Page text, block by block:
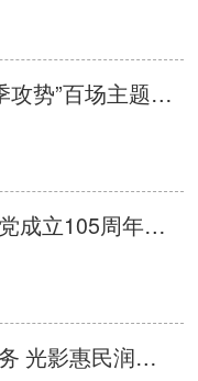
“齐鲁守护·夏季攻势”百场主题电影 宣防活动启动
庆祝中国共产党成立105周年、纪念中国工农红军长征胜利90周年——2026年千场公益电影放映活动启动仪式在济南举办
聚力提质优服务 光影惠民润历城 济南市历城区组织召开 2026 年度农村公益电影提高放映质量推进会议